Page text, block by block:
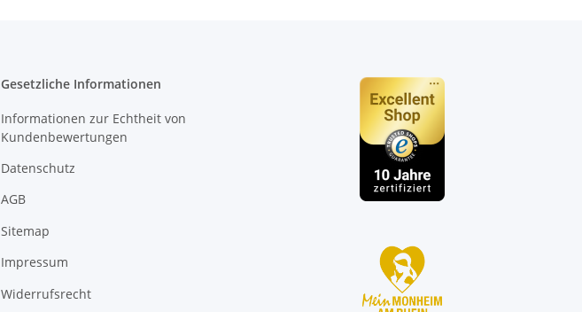
Gesetzliche Informationen
Informationen zur Echtheit von
Kundenbewertungen
Datenschutz
AGB
Sitemap
Impressum
Widerrufsrecht